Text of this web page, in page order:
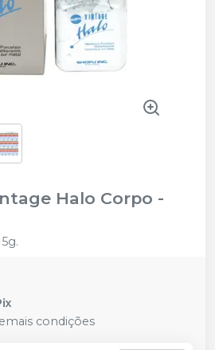
Halo Corpo -
condições